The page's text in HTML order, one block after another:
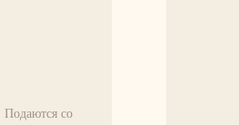
Подаются со